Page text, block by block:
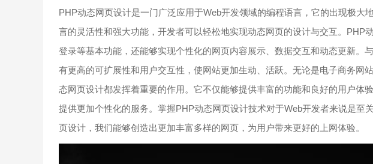
PHP动态网页设计是一门广泛应用于Web开发领域的编程语言，它的出现极大
言的灵活性和强大功能，开发者可以轻松地实现动态网页的设计与交互。PHP
登录等基本功能，还能够实现个性化的网页内容展示、数据交互和动态更新。
有更高的可扩展性和用户交互性，使网站更加生动、活跃。无论是电子商务网
态网页设计都发挥着重要的作用。它不仅能够提供丰富的功能和良好的用户体
提供更加个性化的服务。掌握PHP动态网页设计技术对于Web开发者来说是至
页设计，我们能够创造出更加丰富多样的网页，为用户带来更好的上网体验。